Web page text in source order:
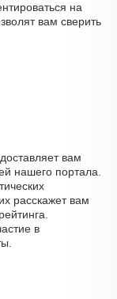
на
вам сверить
вам
нашего портала.
расскажет вам
в